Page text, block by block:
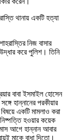
থানায় একটি হত্যা
নিজ বাসার
করে পুলিশ। তিনি
বাবা ইসমাইল হোসেন
হান্নানের পরকীয়ার
একটি মামলাও করা
নিষ্পত্তি হওয়ার কয়েক
আগে হান্নান আবার
মাকে বাধা দিতো।